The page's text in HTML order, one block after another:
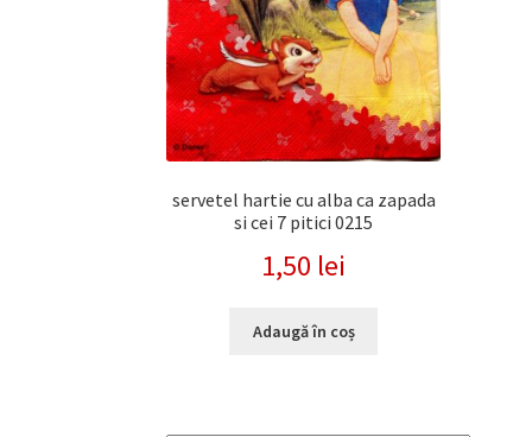
servetel hartie cu alba ca zapada
si cei 7 pitici 0215
1,50 lei
Adaugă în coș